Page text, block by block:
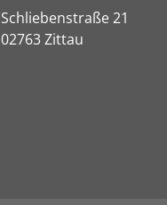
Schliebenstraße 21
02763 Zittau